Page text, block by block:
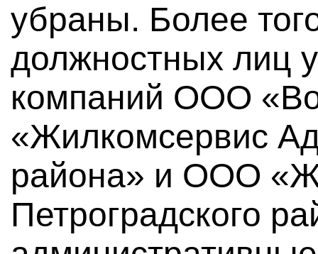
убраны. Более
должностных лиц
компаний ООО
«Жилкомсервис
района» и ООО
Петроградского